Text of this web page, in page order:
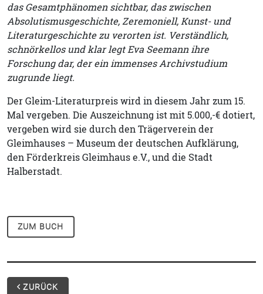
das Gesamtphänomen sichtbar, das zwischen
Absolutismusgeschichte, Zeremoniell, Kunst- und
Literaturgeschichte zu verorten ist. Verständlich,
schnörkellos und klar legt Eva Seemann ihre
Forschung dar, der ein immenses Archivstudium
zugrunde liegt.
Der Gleim-Literaturpreis wird in diesem Jahr zum 15.
Mal vergeben. Die Auszeichnung ist mit 5.000,-€ dotiert,
vergeben wird sie durch den Trägerverein der
Gleimhauses – Museum der deutschen Aufklärung,
den Förderkreis Gleimhaus e.V., und die Stadt
Halberstadt.
ZUM BUCH
ZURÜCK